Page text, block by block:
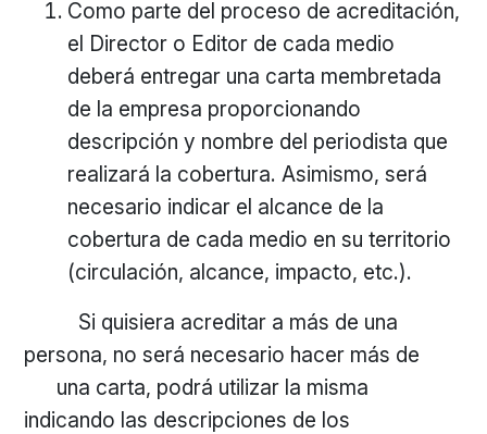
Como parte del proceso de acreditación,
el Director o Editor de cada medio
deberá entregar una carta membretada
de la empresa proporcionando
descripción y nombre del periodista que
realizará la cobertura. Asimismo, será
necesario indicar el alcance de la
cobertura de cada medio en su territorio
(circulación, alcance, impacto, etc.).
Si quisiera acreditar a más de una
persona, no será necesario hacer más de
una carta, podrá utilizar la misma
indicando las descripciones de los